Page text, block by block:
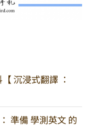
沉浸式翻譯 ：
準備 學測英文 的